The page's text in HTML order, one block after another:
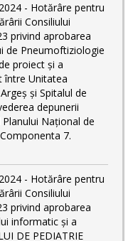
- Hotărâre pentru
Consiliului
privind aprobarea
de Pneumoftiziologie
proiect și a
între Unitatea
și Spitalul de
depunerii
Național de
7.
- Hotărâre pentru
Consiliului
privind aprobarea
informatic și a
DE PEDIATRIE